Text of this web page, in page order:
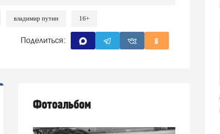
владимир путин 16+
Поделиться:
Фотоальбом